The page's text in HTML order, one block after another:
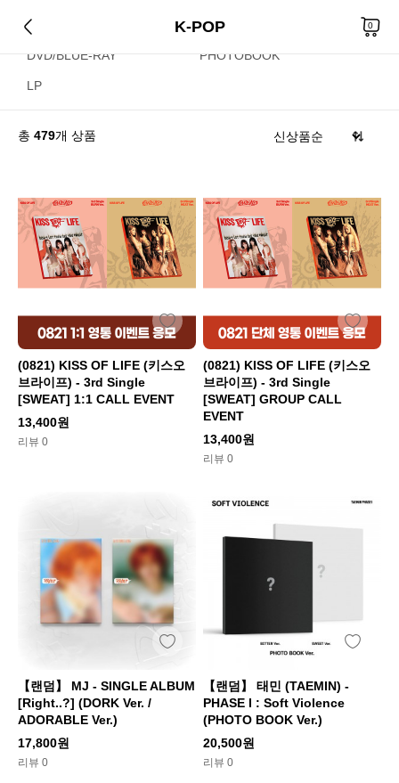
K-POP 0
CD KIHNO/KIT
DVD/BLUE-RAY PHOTOBOOK
LP
총 479개 상품
(0821) KISS OF LIFE (키스오
브라이프) - 3rd Single
[SWEAT] 1:1 CALL EVENT
13,400원
리뷰 0
(0821) KISS OF LIFE (키스오
브라이프) - 3rd Single
[SWEAT] GROUP CALL
EVENT
13,400원
리뷰 0
【랜덤】 MJ - SINGLE ALBUM
[Right..?] (DORK Ver. /
ADORABLE Ver.)
17,800원
리뷰 0
【랜덤】 태민 (TAEMIN) -
PHASE I : Soft Violence
(PHOTO BOOK Ver.)
20,500원
리뷰 0